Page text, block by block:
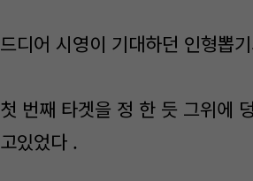
드디어 시영이 기대하던 인형뽑
첫 번째 타겟을 정 한 듯 그위에
고있었다 .